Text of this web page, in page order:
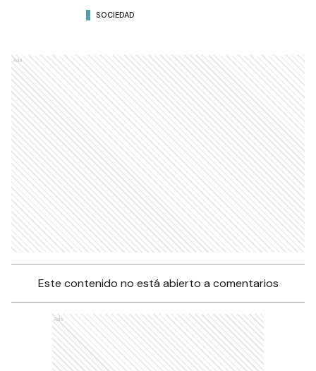
SOCIEDAD
Ads
Este contenido no está abierto a comentarios
Ads